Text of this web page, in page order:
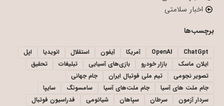
اخبار سلامتی
برچسب‌ها
ChatGpt
OpenAI آمریکا آیفون استقلال انویدیا
اپل
ایلان ماسک
بازار خودرو بازی‌های آسیایی تبلیغات
تحقیق
تصویر نجومی
تیم ملی فوتبال ایران
جام جهانی
جام ملت های آسیا
جام ملت‌های آسیا سامسونگ
سایپا
سردار آزمون
سرطان سپاهان شیائومی
فدراسیون فوتبال